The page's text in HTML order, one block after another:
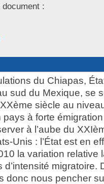
:
du Chiapas,
sud du Mexique, se
siècle au
à forte
à l’aube du
Unis : l’État est en
la variation relative
migratoire.
donc nous pencher